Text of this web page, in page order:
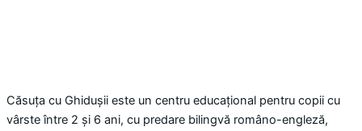
Căsuța cu Ghidușii este un centru educațional pentru copii cu
vârste între 2 și 6 ani, cu predare bilingvă româno-engleză,